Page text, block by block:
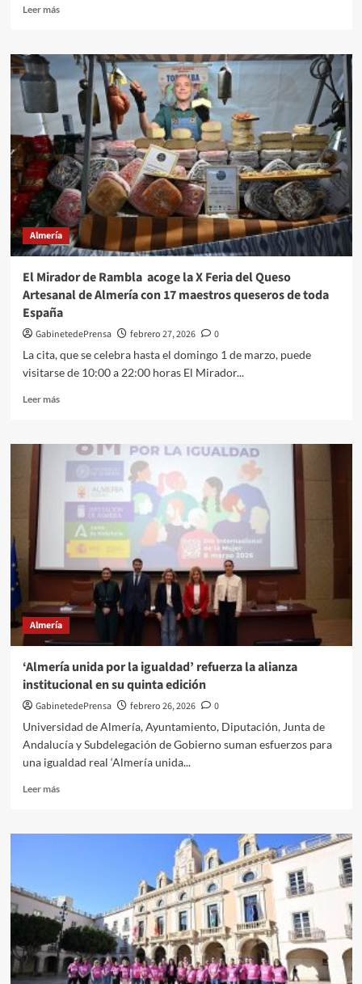
Leer másLeer
El
Gobierno
andaluz
reconoce
a
10
personas
y
entidades
su
trabajo
por
el
desarrollo
Almería
en
el
acto
28F
Almería
El Mirador de Rambla acoge la X Feria del Queso
Artesanal de Almería con 17 maestros queseros de toda
España
GabinetedePrensa febrero 27, 2026
0
La cita, que se celebra hasta el domingo 1 de marzo, puede
visitarse de 10:00 a 22:00 horas El Mirador...
Leer másLeer
El
Mirador
Rambla
acoge
Feria
del
Queso
Artesanal
de
Almería
con
maestros
queseros
de
España
Almería
‘Almería unida por la igualdad’ refuerza la alianza
institucional en su quinta edición
GabinetedePrensa febrero 26, 2026
0
Universidad de Almería, Ayuntamiento, Diputación, Junta de
Andalucía y Subdelegación de Gobierno suman esfuerzos para
una igualdad real ‘Almería unida...
Leer másLeer
‘Almería
igualdad’
refuerza
la
alianza
institucional
en